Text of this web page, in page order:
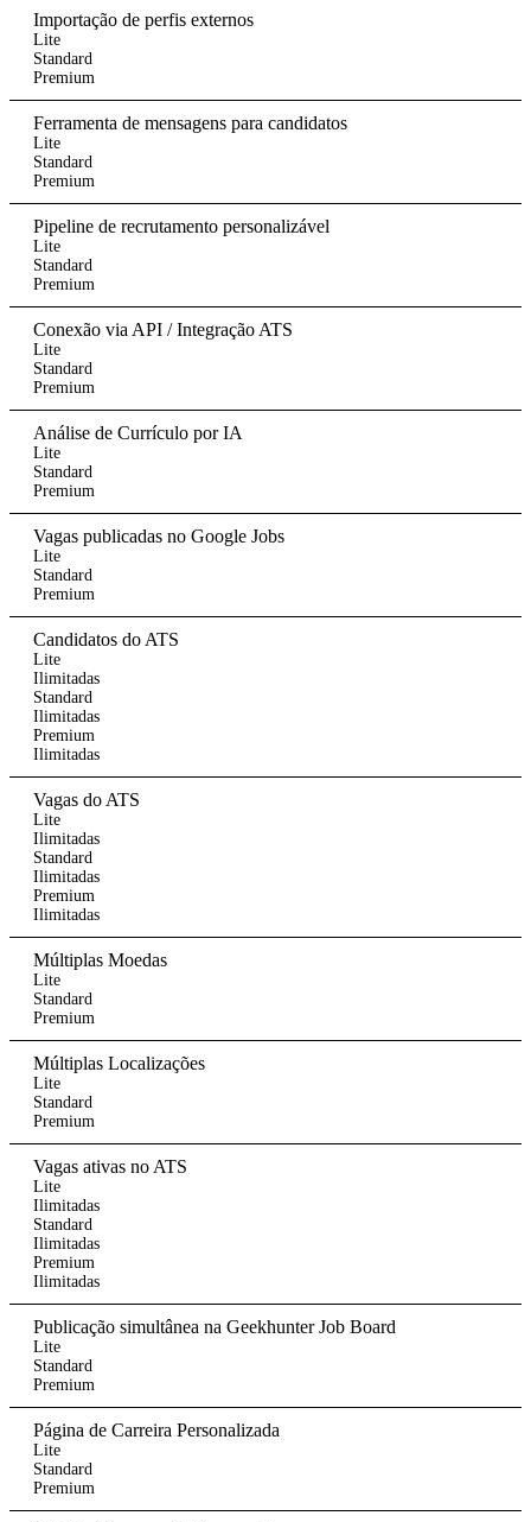
Importação de perfis externos
Lite
Standard
Premium
Ferramenta de mensagens para candidatos
Lite
Standard
Premium
Pipeline de recrutamento personalizável
Lite
Standard
Premium
Conexão via API / Integração ATS
Lite
Standard
Premium
Análise de Currículo por IA
Lite
Standard
Premium
Vagas publicadas no Google Jobs
Lite
Standard
Premium
Candidatos do ATS
Lite
Ilimitadas
Standard
Ilimitadas
Premium
Ilimitadas
Vagas do ATS
Lite
Ilimitadas
Standard
Ilimitadas
Premium
Ilimitadas
Múltiplas Moedas
Lite
Standard
Premium
Múltiplas Localizações
Lite
Standard
Premium
Vagas ativas no ATS
Lite
Ilimitadas
Standard
Ilimitadas
Premium
Ilimitadas
Publicação simultânea na Geekhunter Job Board
Lite
Standard
Premium
Página de Carreira Personalizada
Lite
Standard
Premium